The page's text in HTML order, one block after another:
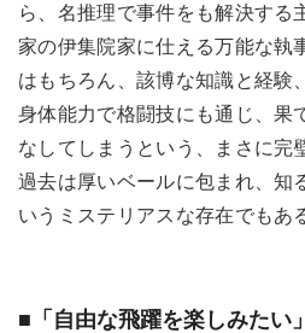
ら、名推理で事件をも解決する
家の伊集院家に仕える万能な執
はもちろん、該博な知識と経験
身体能力で格闘技にも通じ、果
なしてしまうという、まさに完
過去は厚いベールに包まれ、知
いうミステリアスな存在でもあ
■「自由な飛躍を楽しみたい